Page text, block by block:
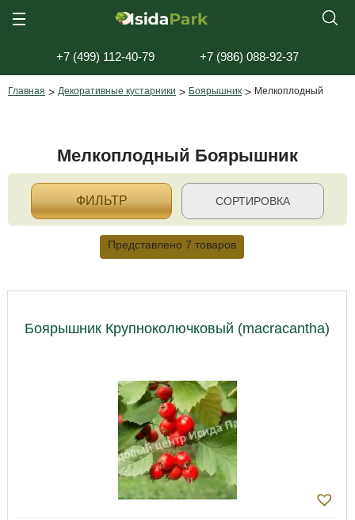
Главная > Декоративные кустарники > Боярышник > Мелкоплодный
Мелкоплодный Боярышник
ФИЛЬТР СОРТИРОВКА
Представлено 7 товаров
Боярышник Крупноколючковый (macracantha)
+7 (499) 112-40-79 +7 (986) 088-92-37